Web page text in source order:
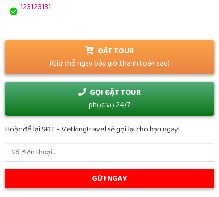
123123131
ĐẶT TOUR
(Giữ chỗ ngay bây giờ ,thanh toán sau)
GỌI ĐẶT TOUR
phục vụ 24/7
Hoặc để lại SĐT - Vietkingtravel sẽ gọi lại cho bạn ngay!